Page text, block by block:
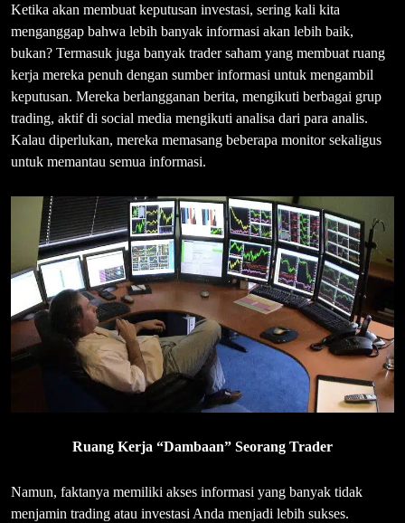
Ketika akan membuat keputusan investasi, sering kali kita
menganggap bahwa lebih banyak informasi akan lebih baik,
bukan? Termasuk juga banyak trader saham yang membuat ruang
kerja mereka penuh dengan sumber informasi untuk mengambil
keputusan. Mereka berlangganan berita, mengikuti berbagai grup
trading, aktif di social media mengikuti analisa dari para analis.
Kalau diperlukan, mereka memasang beberapa monitor sekaligus
untuk memantau semua informasi.
Ruang Kerja “Dambaan” Seorang Trader
Namun, faktanya memiliki akses informasi yang banyak tidak
menjamin trading atau investasi Anda menjadi lebih sukses.